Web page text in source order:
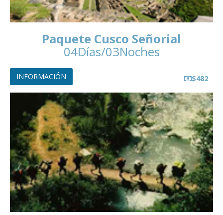
Paquete Cusco Señorial
04Días/03Noches
$482
INFORMACIÓN